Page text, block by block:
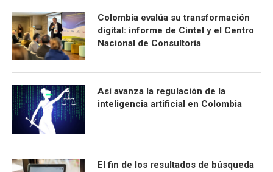
Colombia evalúa su transformación
digital: informe de Cintel y el Centro
Nacional de Consultoría
Así avanza la regulación de la
inteligencia artificial en Colombia
El fin de los resultados de búsqueda